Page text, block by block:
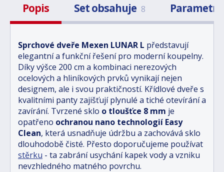
Popis Set obsahuje 8 Parametry
Sprchové dveře Mexen LUNAR L představují
elegantní a funkční řešení pro moderní koupelny.
Díky výšce 200 cm a kombinaci nerezových
ocelových a hliníkových prvků vynikají nejen
designem, ale i svou praktičností. Křídlové dveře s
kvalitními panty zajišťují plynulé a tiché otevírání a
zavírání. Tvrzené sklo o tloušťce 8 mm je
opatřeno ochranou nano technologií Easy
Clean, která usnadňuje údržbu a zachovává sklo
dlouhodobě čisté. Přesto doporučujeme používat
stěrku - ta zabrání usychání kapek vody a vzniku
nevzhledného matného povrchu.